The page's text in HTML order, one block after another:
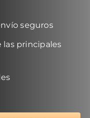
seguros
las principales